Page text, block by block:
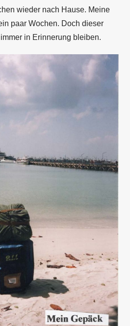
wieder nach Hause. Meine
paar Wochen. Doch dieser
in Erinnerung bleiben.